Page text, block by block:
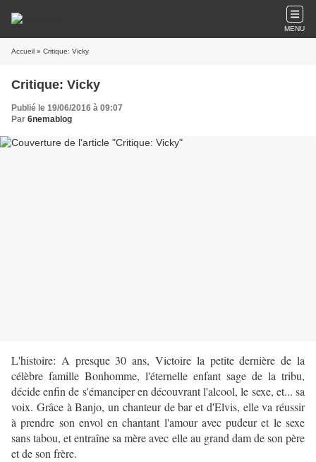
MENU
Accueil » Critique: Vicky
Critique: Vicky
Publié le 19/06/2016 à 09:07
Par 6nemablog
L'histoire: A presque 30 ans, Victoire la petite dernière de la
célèbre famille Bonhomme, l'éternelle enfant sage de la tribu,
décide enfin de s'émanciper en découvrant l'alcool, le sexe, et... sa
voix. Grâce à Banjo, un chanteur de bar et d'Elvis, elle va réussir
à prendre son envol en chantant l'amour avec pudeur et le sexe
sans tabou, et entraîne sa mère avec elle au grand dam de son père
et de son frère.